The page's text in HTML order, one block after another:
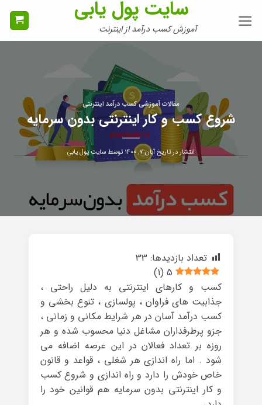
سایت پول یابی
آموزش کسب درآمد از اینترنت
مقالات آموزشی کسب درآمد اینترنتی
شروع کسب و کار اینترنتی بدون سرمایه
انتشار در تاریخآبان ۷, ۱۴۰۰ توسط سایت پول یابی
تعداد بازدیدها: 33
5
(
1
)
کسب و کارهای اینترنتی به دلیل راحتی ،
جذابیت های فراوان ، پولسازی ، تنوع بخشی و
کسب درآمد آسان در هر شرایط مکانی و زمانی ،
جزو پرطرفداران مشاغل دنیا محسوب شده و هر
روزه بر تعداد فعالان در این عرصه اضافه می
شود . اما راه اندازی هر شغلی ، قواعد و قانون
خاص خودش را دارد و راه اندازی و شروع کسب
و کار اینترنتی بدون سرمایه هم قوانین خود را